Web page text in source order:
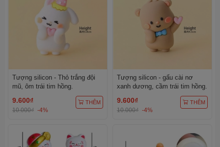
Tượng silicon - Thỏ trắng đội
mũ, ôm trái tim hồng.
9.600₫
10.000₫ -4%
THÊM
Tượng silicon - gấu cài nơ
xanh dương, cầm trái tim hồng.
9.600₫
10.000₫ -4%
THÊM